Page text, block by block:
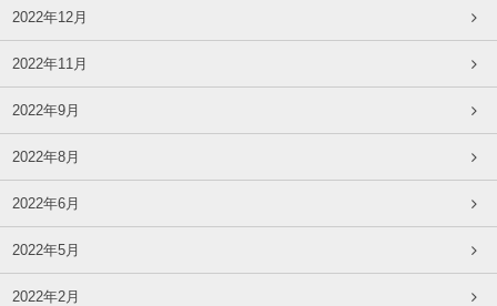
2022年12月
2022年11月
2022年9月
2022年8月
2022年6月
2022年5月
2022年2月